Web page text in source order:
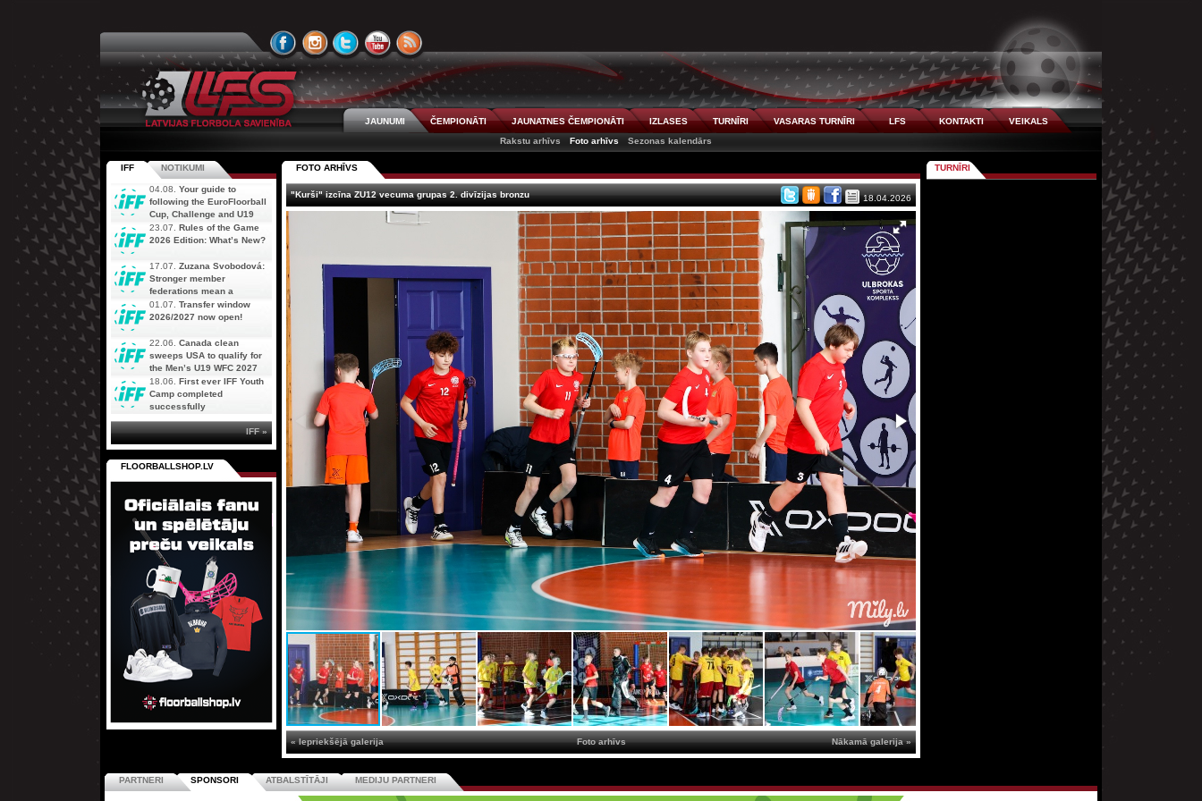
JAUNUMI ČEMPIONĀTI JAUNATNES ČEMPIONĀTI IZLASES TURNĪRI VASARAS TURNĪRI LFS KONTAKTI
VEIKALS
Rakstu arhīvs
Foto arhīvs Sezonas kalendārs
FOTO ARHĪVS
"Kurši" izcīna ZU12 vecuma grupas 2. divīzijas bronzu 18.04.2026
« Iepriekšējā galerija Nākamā galerija »
Foto arhīvs
IFF NOTIKUMI
04.08. Your guide to
following the EuroFloorball
Cup, Challenge and U19
AOFC Qualifiers
simultaneously
23.07. Rules of the Game
2026 Edition: What’s New?
17.07. Zuzana Svobodová:
Stronger member
federations mean a
stronger future for floorball
01.07. Transfer window
2026/2027 now open!
22.06. Canada clean
sweeps USA to qualify for
the Men’s U19 WFC 2027
18.06. First ever IFF Youth
Camp completed
successfully
IFF »
FLOORBALLSHOP.LV
TURNĪRI
PARTNERI SPONSORI ATBALSTĪTĀJI MEDIJU PARTNERI